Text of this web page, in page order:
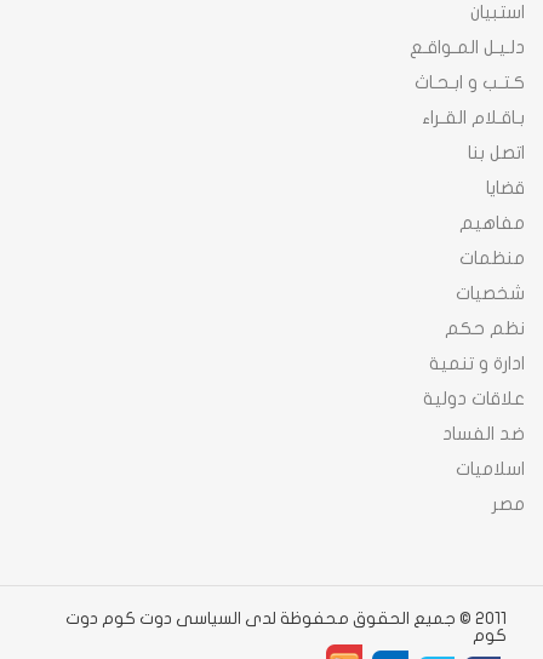
استبيان
دلـيـل المـواقـع
كـتـب و ابـحـاث
بـاقـلام القـراء
اتصل بنا
قضايا
مفاهيم
منظمات
شخصيات
نظم حكم
ادارة و تنمية
علاقات دولية
ضد الفساد
اسلاميات
مصر
2011 © جميع الحقوق محفوظة لدى السياسى دوت كوم دوت
كوم